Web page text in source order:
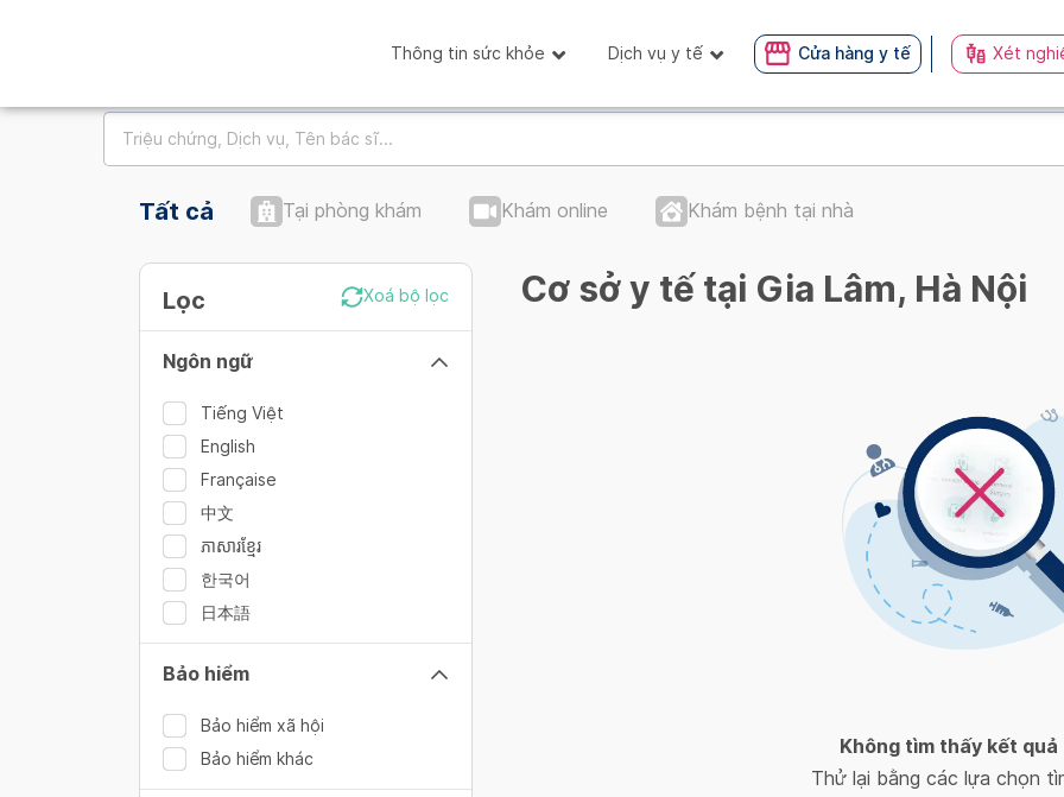
Thông tin sức khỏe Dịch vụ y tế Cửa hàng y tế Xét
Tất cả Tại phòng khám Khám online Khám bệnh tại nhà
Lọc Xoá bộ lọc
Ngôn ngữ
Tiếng Việt
English
Française
中文
ភាសារខ្មែរ
한국어
日本語
Bảo hiểm
Bảo hiểm xã hội
Bảo hiểm khác
Cơ sở y tế tại Gia Lâm, Hà Nội
Không tìm thấy kết quả
Thử lại bằng các lựa chọn